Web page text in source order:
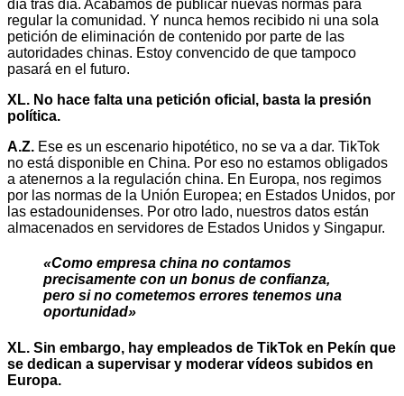
día tras día. Acabamos de publicar nuevas normas para
regular la comunidad. Y nunca hemos recibido ni una sola
petición de eliminación de contenido por parte de las
autoridades chinas. Estoy convencido de que tampoco
pasará en el futuro.
XL. No hace falta una petición oficial, basta la presión
política.
A.Z. Ese es un escenario hipotético, no se va a dar. TikTok
no está disponible en China. Por eso no estamos obligados
a atenernos a la regulación china. En Europa, nos regimos
por las normas de la Unión Europea; en Estados Unidos, por
las estadounidenses. Por otro lado, nuestros datos están
almacenados en servidores de Estados Unidos y Singapur.
«Como empresa china no contamos
precisamente con un bonus de confianza,
pero si no cometemos errores tenemos una
oportunidad»
XL. Sin embargo, hay empleados de TikTok en Pekín que
se dedican a supervisar y moderar vídeos subidos en
Europa.